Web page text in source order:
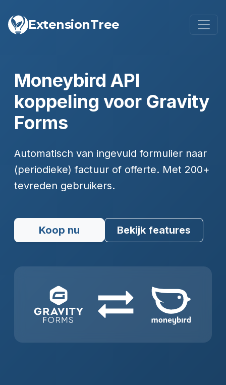
ExtensionTree
Moneybird API
koppeling voor Gravity
Forms
Automatisch van ingevuld formulier naar
(periodieke) factuur of offerte. Met 200+
tevreden gebruikers.
Koop nu Bekijk features